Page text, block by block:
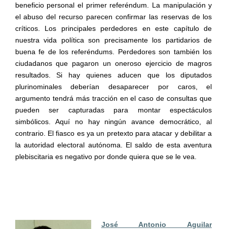
beneficio personal el primer referéndum. La manipulación y
el abuso del recurso parecen confirmar las reservas de los
críticos. Los principales perdedores en este capítulo de
nuestra vida política son precisamente los partidarios de
buena fe de los referéndums. Perdedores son también los
ciudadanos que pagaron un oneroso ejercicio de magros
resultados. Si hay quienes aducen que los diputados
plurinominales deberían desaparecer por caros, el
argumento tendrá más tracción en el caso de consultas que
pueden ser capturadas para montar espectáculos
simbólicos. Aquí no hay ningún avance democrático, al
contrario. El fiasco es ya un pretexto para atacar y debilitar a
la autoridad electoral autónoma. El saldo de esta aventura
plebiscitaria es negativo por donde quiera que se le vea.
José Antonio Aguilar